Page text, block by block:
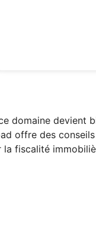
domaine devient
offre des
fiscalité